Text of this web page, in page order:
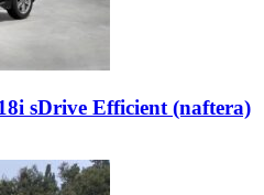
sDrive Efficient (naftera)